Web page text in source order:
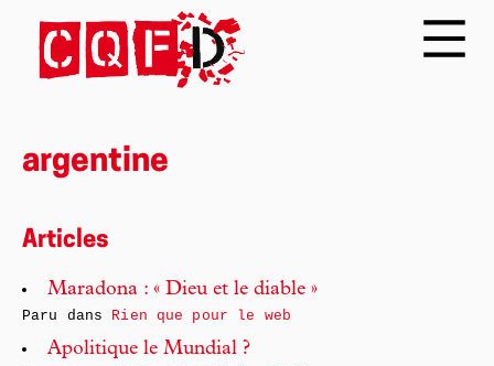
argentine
Articles
Maradona : « Dieu et le diable »
Paru dans Rien que pour le web
Apolitique le Mundial ?